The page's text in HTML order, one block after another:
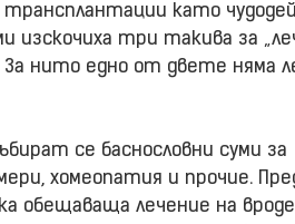
като
изскочиха три такива за
нито едно от двете няма
се баснословни суми за
хомеопатия и прочие.
обещаваща лечение на